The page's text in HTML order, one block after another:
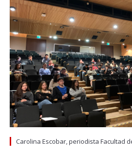
Carolina Escobar, periodista Facultad